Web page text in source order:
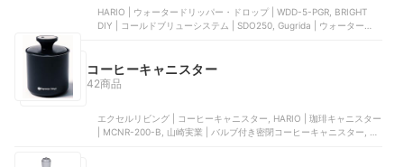
HARIO | ウォータードリッパー・ドロップ | WDD-5-PGR, BRIGHT
DIY | コールドブリューシステム | SDO250, Gugrida | ウォータードリ
コーヒーキャニスター
42商品
エクセルリビング | コーヒーキャニスター, HARIO | 珈琲キャニスター
| MCNR-200-B, 山崎実業 | バルブ付き密閉コーヒーキャニスター, エ